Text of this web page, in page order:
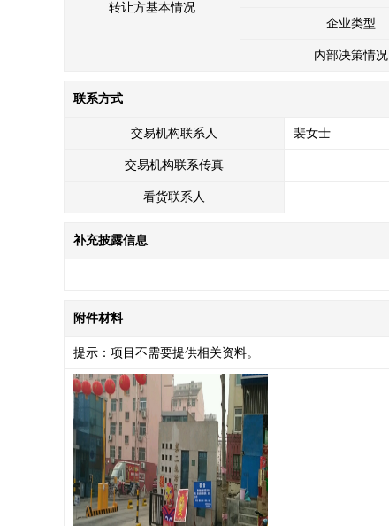
转让方基本情况
企业类型
内部决策情况
联系方式
交易机构联系人 裴女士
交易机构联系传真
看货联系人
补充披露信息
附件材料
提示：项目不需要提供相关资料。